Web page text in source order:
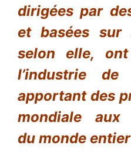
dirigées par
et basées sur
selon elle,
l’industrie
apportant des
mondiale aux
du monde